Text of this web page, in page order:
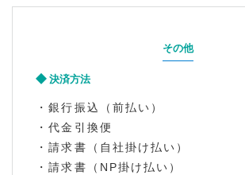
その他
決済方法
・銀行振込（前払い）
・代金引換便
・請求書（自社掛け払い）
・請求書（NP掛け払い）